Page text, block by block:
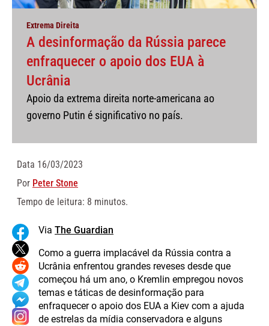
Extrema Direita
A desinformação da Rússia parece
enfraquecer o apoio dos EUA à
Ucrânia
Apoio da extrema direita norte-americana ao
governo Putin é significativo no país.
Data 16/03/2023
Por Peter Stone
Tempo de leitura: 8 minutos.
Via The Guardian
Como a guerra implacável da Rússia contra a
Ucrânia enfrentou grandes reveses desde que
começou há um ano, o Kremlin empregou novos
temas e táticas de desinformação para
enfraquecer o apoio dos EUA a Kiev com a ajuda
de estrelas da mídia conservadora e alguns